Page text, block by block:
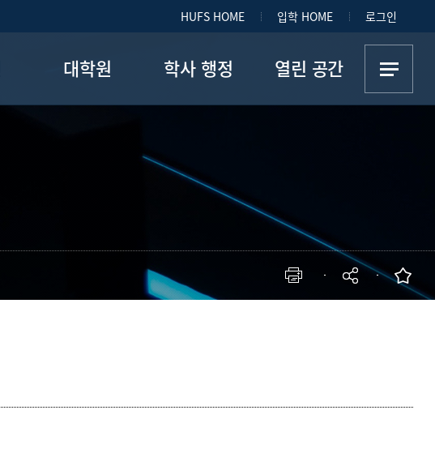
HUFS HOME 입학 HOME 로그인
대학원 학사 행정
7+1 파견학생
외국어인증제
열린 공간
FAQ (재학생용)
FAQ (입학관련)
사진첩
메뉴추가